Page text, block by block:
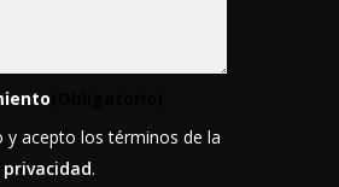
y acepto los términos de la
.